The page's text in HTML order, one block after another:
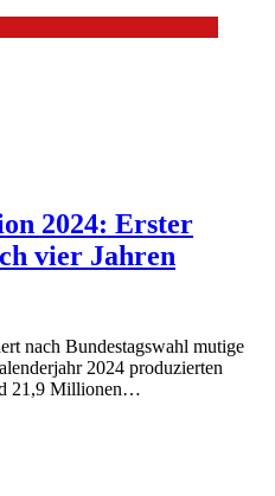
2024: Erster
vier Jahren
nach Bundestagswahl mutige
2024 produzierten
21,9 Millionen…